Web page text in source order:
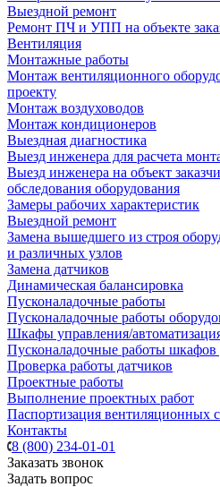
Выездной ремонт
Ремонт ПЧ и УПП на объекте
Вентиляция
Монтажные работы
Монтаж вентиляционного
проекту
Монтаж воздуховодов
Монтаж кондиционеров
Выездная диагностика
Выезд инженера для расчета
Выезд инженера на объект
обследования оборудования
Замеры рабочих характеристик
Выездной ремонт
Замена вышедшего из строя
и различных узлов
Замена датчиков
Динамическая балансировка
Пусконаладочные работы
Пусконаладочные работы
Шкафы управления/
Пусконаладочные работы шкафов
Проверка работы датчиков
Проектные работы
Выполнение проектных работ
Паспортизация вентиляционных
Контакты
8 (800) 234-01-01
Заказать звонок
Задать вопрос